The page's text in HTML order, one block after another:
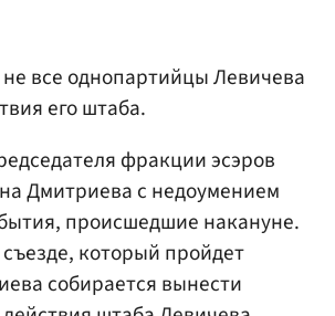
все однопартийцы Левичева
его штаба.
фракции эсэров
Дмитриева с недоумением
происшедшие накануне.
который пройдет
собирается вынести